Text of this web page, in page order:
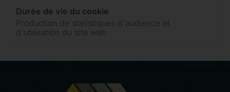
Durée de vie du cookie
Production de statistiques d'audience et
d'utilisation du site web